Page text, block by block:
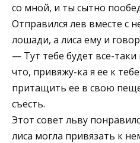
со мной, и ты сытно
Отправился лев вместе с
лошади, а лиса ему и
— Тут тебе будет все-
что, привяжу-ка я ее к
притащить ее в свою
съесть.
Этот совет льву
лиса могла привязать к